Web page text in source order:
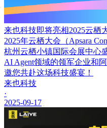
来也科技即将亮相2025云栖
2025年云栖大会（Apsara
杭州云栖小镇国际会展中心
AI Agent领域的领军企业和
邀您共赴这场科技盛宴！
来也科技
·
2025-09-17